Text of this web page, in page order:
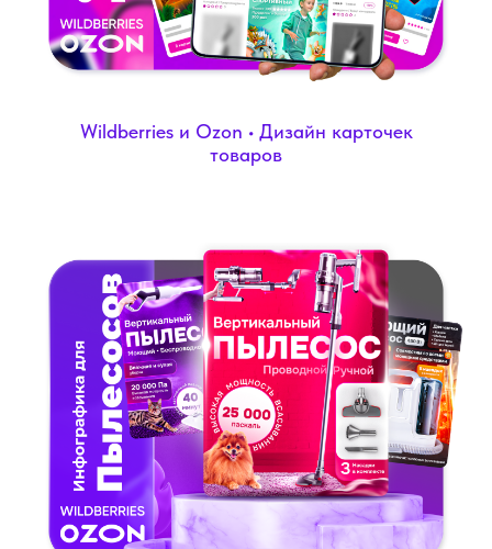
Wildberries и Ozon • Дизайн карточек
товаров